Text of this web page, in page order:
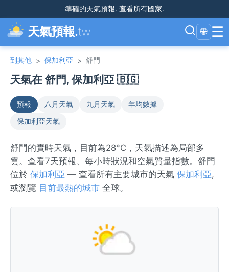
準確的天氣預報. 查看所有國家.
天氣預報.tw 🌐 ☰
到其他 > 保加利亞 > 舒門
天氣在 舒門, 保加利亞 🇧🇬
預報 八月天氣 九月天氣
年均數據
保加利亞天氣
舒門的實時天氣，目前為28°C，天氣描述為局部多
雲。查看7天預報、每小時狀況和空氣質量指數。舒門
位於 保加利亞 — 查看所有主要城市的天氣 保加利亞,
或瀏覽 目前最熱的城市 全球。